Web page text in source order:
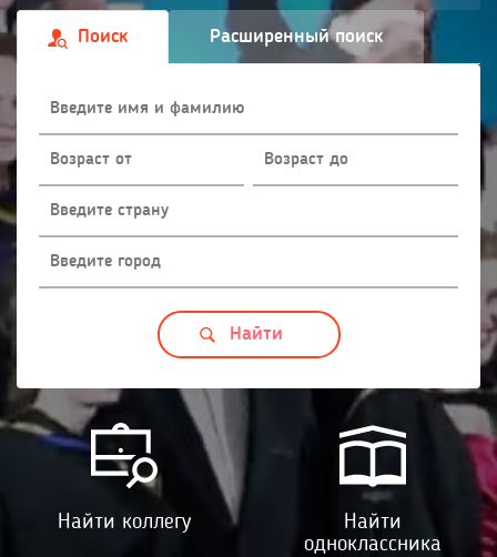
Поиск Расширенный поиск
Найти коллегу
Найти
одноклассника